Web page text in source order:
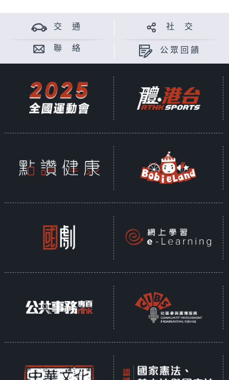
交 通 社 交
聯 絡 公眾回饋